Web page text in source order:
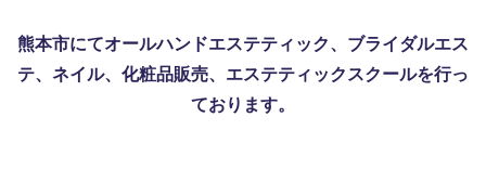
熊本市にてオールハンドエステティック、ブライダルエス
テ、ネイル、化粧品販売、エステティックスクールを行っ
ております。